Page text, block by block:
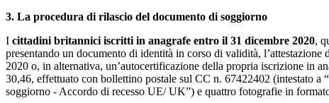
3. La procedura di rilascio del documento di soggiorno
I cittadini britannici iscritti in anagrafe entro il 31 dicembre 2020,
presentando un documento di identità in corso di validità,
2020 o, in alternativa, un’autocertificazione della propria iscrizione in
30,46, effettuato con bollettino postale sul CC n. 67422402
soggiorno - Accordo di recesso UE/ UK”) e quattro fotografie in